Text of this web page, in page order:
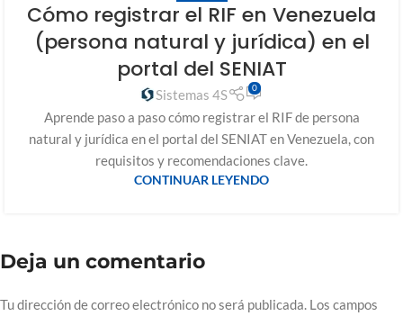
Cómo registrar el RIF en Venezuela
(persona natural y jurídica) en el
portal del SENIAT
Sistemas 4S 0
Aprende paso a paso cómo registrar el RIF de persona
natural y jurídica en el portal del SENIAT en Venezuela, con
requisitos y recomendaciones clave.
CONTINUAR LEYENDO
Deja un comentario
Tu dirección de correo electrónico no será publicada. Los campos